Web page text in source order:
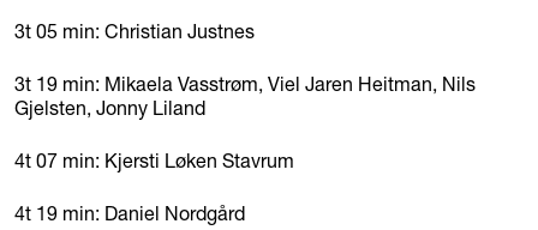
3t 05 min: Christian Justnes
3t 19 min: Mikaela Vasstrøm, Viel Jaren Heitman, Nils
Gjelsten, Jonny Liland
4t 07 min: Kjersti Løken Stavrum
4t 19 min: Daniel Nordgård